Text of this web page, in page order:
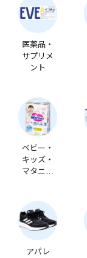
医薬品・
サプリメ
ント
ベビー・
キッズ・
マタニテ
アパレ